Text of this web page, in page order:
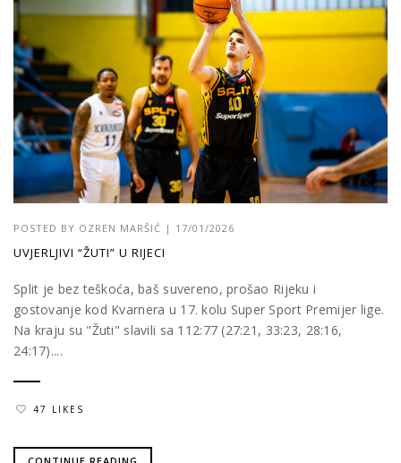
POSTED BY OZREN MARŠIĆ | 17/01/2026
UVJERLJIVI “ŽUTI” U RIJECI
Split je bez teškoća, baš suvereno, prošao Rijeku i
gostovanje kod Kvarnera u 17. kolu Super Sport Premijer lige.
Na kraju su "Žuti" slavili sa 112:77 (27:21, 33:23, 28:16,
24:17)....
47 LIKES